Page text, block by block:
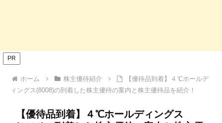
PR
ホーム 株主優待紹介
【優待品到着】４℃ホールデ
ィングス(8008)の到着した株主優待の案内と株主優待品を紹介！
【優待品到着】４℃ホールディングス